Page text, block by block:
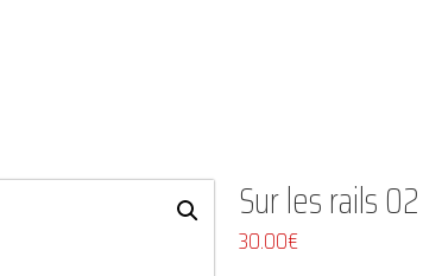
Sur les rails 02
30.00€